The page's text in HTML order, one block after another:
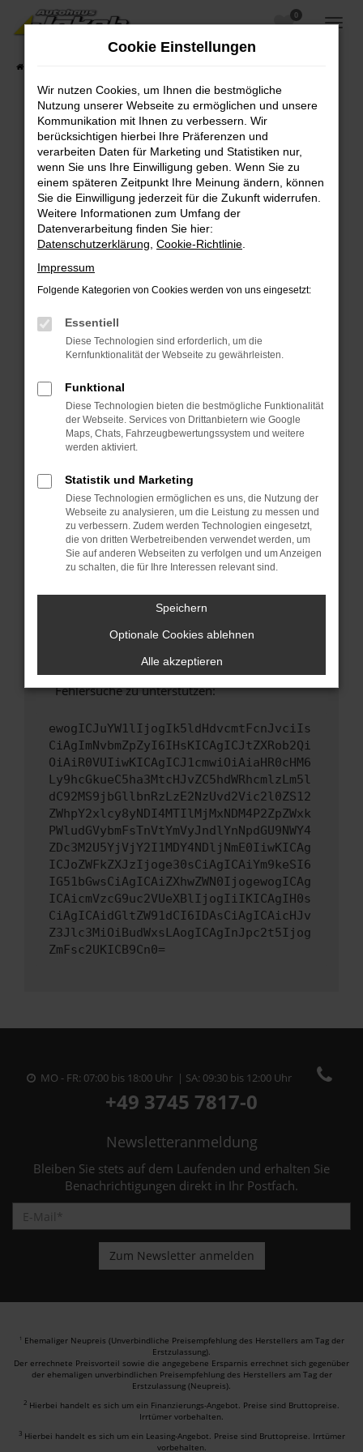
Zum
Hauptinhalt
0
Fehler: Network Error
Beim Laden ist ein Fehler aufgetreten.
Hier sind ein paar Tipps, die dir helfen können:
Überprüfe deine Firewall und deine
Internetverbindung.
Laden andere Webseiten, zum Beispiel deine
Suchmaschine?
Prüfe deine Browsererweiterungen.
Manche Erweiterungen, wie Werbeblocker,
können das Laden bestimmter Seiten
verhindern. Funktioniert die Seite in einem
Fenster?
Starte dein Gerät neu.
Das kann manchmal helfen, vorübergehende
Probleme zu beheben.
Betriebssystem auf dem neuesten Stand
sind.
Veraltete Software birgt nicht nur ein
Sicherheitsrisiko, sondern kann auch dazu
führen, dass bestimmte Funktionen nicht mehr
unterstützt werden.
Wende dich an den Webseitenbetreiber.
Wenn du alle oben genannten Schritte versucht
hast, kontaktiere uns bitte. Wir werden
versuchen, das Problem zu beheben. Du kannst
uns diesen Text schicken, um uns bei der
Fehlersuche zu unterstützen:
ewogICJuYW1lIjogIk5ldHdvcmtFcnJvciIs
CiAgImNvbmZpZyI6IHsKICAgICJtZXRob2Qi
OiAiR0VUIiwKICAgICJ1cmwiOiAiaHR0cHM6
Ly9hcGkueC5ha3MtcHJvZC5hdWRhcmlzLm5l
dC92MS9jbGllbnRzLzE2NzUvd2Vic2l0ZS12
ZWhpY2xlcy8yNDI4MTIlMjMxNDM4P2ZpZWxk
PWludGVybmFsTnVtYmVyJndlYnNpdGU9NWY4
ZDc3M2U5YjVjY2I1MDY4NDljNmE0IiwKICAg
ICJoZWFkZXJzIjoge30sCiAgICAiYm9keSI6
IG51bGwsCiAgICAiZXhwZWN0IjogewogICAg
ICAicmVzcG9uc2VUeXBlIjogIiIKICAgIH0s
CiAgICAidGltZW91dCI6IDAsCiAgICAicHJv
Z3Jlc3MiOiBudWxsLAogICAgInJpc2t5Ijog
ZmFsc2UKICB9Cn0=
MO - FR: 07:00 bis 18:00 Uhr | SA: 09:30 bis 12:00 Uhr
+49 3745 7817-0
Newsletteranmeldung
Bleiben Sie stets auf dem Laufenden und erhalten Sie
Benachrichtigungen direkt in Ihr Postfach.
1 Ehemaliger Neupreis (Unverbindliche Preisempfehlung des Herstellers am Tag der
Erstzulassung).
Der errechnete Preisvorteil sowie die angegebene Ersparnis errechnet sich gegenüber
der ehemaligen unverbindlichen Preisempfehlung des Herstellers am Tag der
Erstzulassung (Neupreis).
2 Hierbei handelt es sich um ein Finanzierungs-Angebot. Preise sind Bruttopreise.
Irrtümer vorbehalten.
3 Hierbei handelt es sich um ein Leasing-Angebot. Preise sind Bruttopreise. Irrtümer
vorbehalten.
Cookie Einstellungen
Wir nutzen Cookies, um Ihnen die bestmögliche
Nutzung unserer Webseite zu ermöglichen und unsere
Kommunikation mit Ihnen zu verbessern. Wir
berücksichtigen hierbei Ihre Präferenzen und
verarbeiten Daten für Marketing und Statistiken nur,
wenn Sie uns Ihre Einwilligung geben. Wenn Sie zu
einem späteren Zeitpunkt Ihre Meinung ändern, können
Sie die Einwilligung jederzeit für die Zukunft widerrufen.
Weitere Informationen zum Umfang der
Datenverarbeitung finden Sie hier:
Datenschutzerklärung Cookie-Richtlinie
Impressum
Folgende Kategorien von Cookies werden von uns eingesetzt:
Essentiell
Diese Technologien sind erforderlich, um die
Kernfunktionalität der Webseite zu gewährleisten.
Funktional
Diese Technologien bieten die bestmögliche Funktionalität
der Webseite. Services von Drittanbietern wie Google
Maps, Chats, Fahrzeugbewertungssystem und weitere
werden aktiviert.
Statistik und Marketing
Diese Technologien ermöglichen es uns, die Nutzung der
Webseite zu analysieren, um die Leistung zu messen und
zu verbessern. Zudem werden Technologien eingesetzt,
die von dritten Werbetreibenden verwendet werden, um
Sie auf anderen Webseiten zu verfolgen und um Anzeigen
zu schalten, die für Ihre Interessen relevant sind.
Speichern
Optionale Cookies ablehnen
Alle akzeptieren